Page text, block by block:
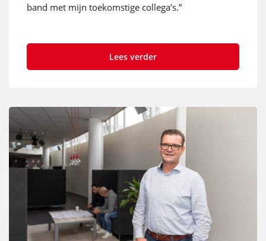
band met mijn toekomstige collega’s.”
Lees verder